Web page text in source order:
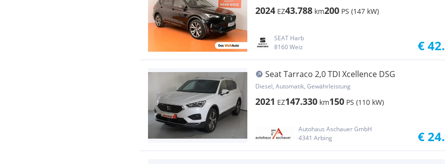
2024 EZ43.788 km200 PS (147 kW)
SEAT Harb
8160 Weiz
€
Seat Tarraco 2,0 TDI Xcellence DSG
Diesel, Automatik, Gewährleistung
2021 EZ147.330 km150 PS (110 kW)
Autohaus Aschauer GmbH
4341 Arbing
€